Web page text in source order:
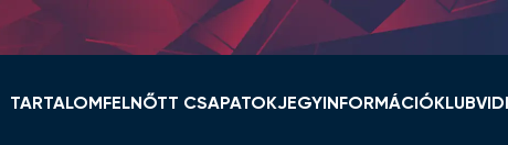
TARTALOM FELNŐTT CSAPATOKJEGYINFORMÁCIÓ KLUB